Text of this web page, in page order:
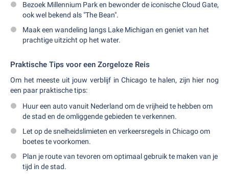
Bezoek Millennium Park en bewonder de iconische Cloud Gate,
ook wel bekend als "The Bean".
Maak een wandeling langs Lake Michigan en geniet van het
prachtige uitzicht op het water.
Praktische Tips voor een Zorgeloze Reis
Om het meeste uit jouw verblijf in Chicago te halen, zijn hier nog
een paar praktische tips:
Huur een auto vanuit Nederland om de vrijheid te hebben om
de stad en de omliggende gebieden te verkennen.
Let op de snelheidslimieten en verkeersregels in Chicago om
boetes te voorkomen.
Plan je route van tevoren om optimaal gebruik te maken van je
tijd in de stad.